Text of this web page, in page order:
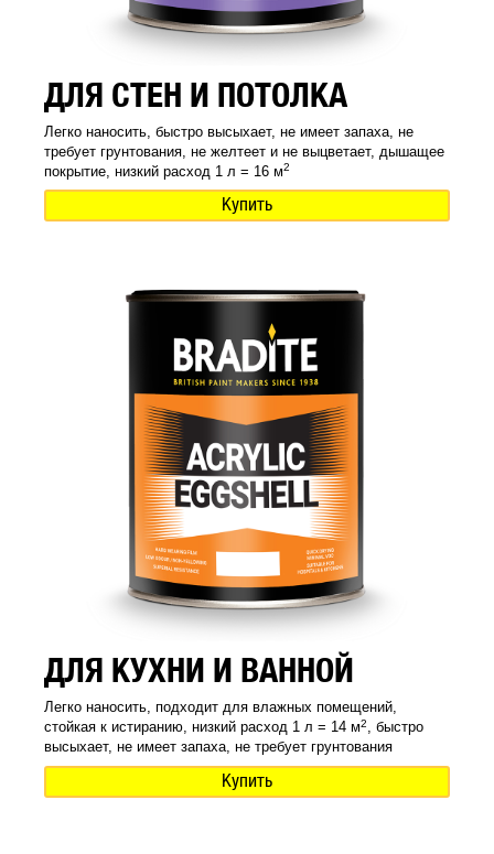
ДЛЯ СТЕН И ПОТОЛКА
Легко наносить, быстро высыхает, не имеет запаха, не
требует грунтования, не желтеет и не выцветает, дышащее
покрытие, низкий расход 1 л = 16 м2
Купить
ДЛЯ КУХНИ И ВАННОЙ
Легко наносить, подходит для влажных помещений,
стойкая к истиранию, низкий расход 1 л = 14 м2, быстро
высыхает, не имеет запаха, не требует грунтования
Купить